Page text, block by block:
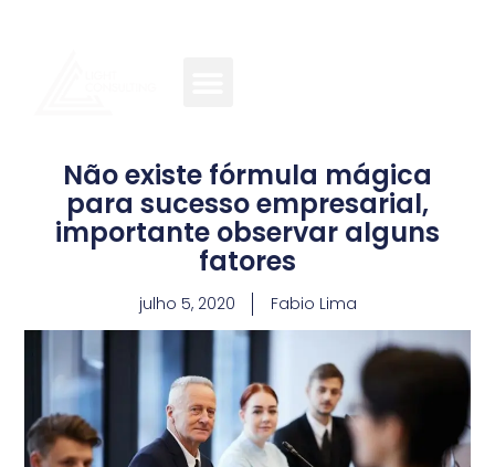
Não existe fórmula mágica
para sucesso empresarial,
importante observar alguns
fatores
julho 5, 2020 Fabio Lima